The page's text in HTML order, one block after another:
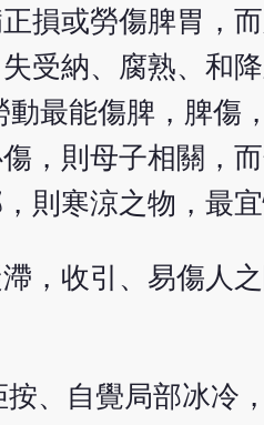
損或勞傷脾胃，而
受納、腐熟、和
最能傷脾，脾傷
，則母子相關，
則寒涼之物，最宜
，收引、易傷人
、自覺局部冰冷